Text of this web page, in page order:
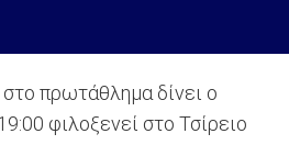
πρωτάθλημα δίνει ο
φιλοξενεί στο Τσίρειο